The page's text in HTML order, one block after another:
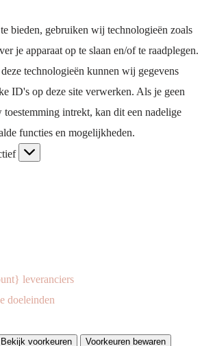
bieden, gebruiken wij technologieën zoals
je apparaat op te slaan en/of te raadplegen.
technologieën kunnen wij gegevens
ID's op deze site verwerken. Als je geen
intrekt, kan dit een nadelige
functies en mogelijkheden.
leveranciers
doeleinden
Bekijk voorkeuren Voorkeuren bewaren